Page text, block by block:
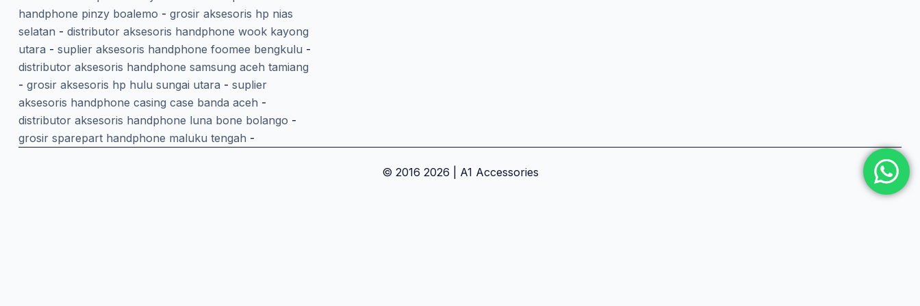
handphone pinzy boalemo - grosir aksesoris hp nias
selatan - distributor aksesoris handphone wook kayong
utara - suplier aksesoris handphone foomee bengkulu -
distributor aksesoris handphone samsung aceh tamiang
- grosir aksesoris hp hulu sungai utara - suplier
aksesoris handphone casing case banda aceh -
distributor aksesoris handphone luna bone bolango -
grosir sparepart handphone maluku tengah -
© 2016 2026 | A1 Accessories